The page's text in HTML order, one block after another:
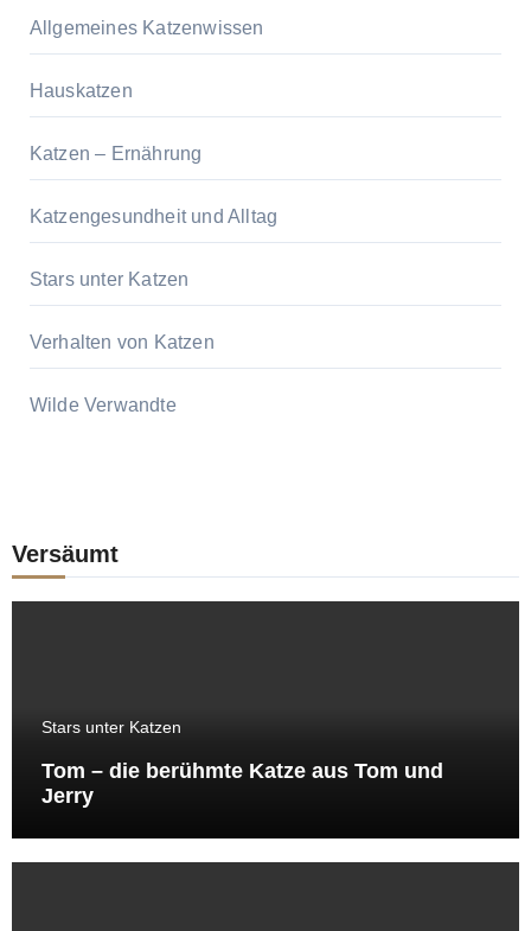
Allgemeines Katzenwissen
Hauskatzen
Katzen – Ernährung
Katzengesundheit und Alltag
Stars unter Katzen
Verhalten von Katzen
Wilde Verwandte
Versäumt
Stars unter Katzen
Tom – die berühmte Katze aus Tom und
Jerry